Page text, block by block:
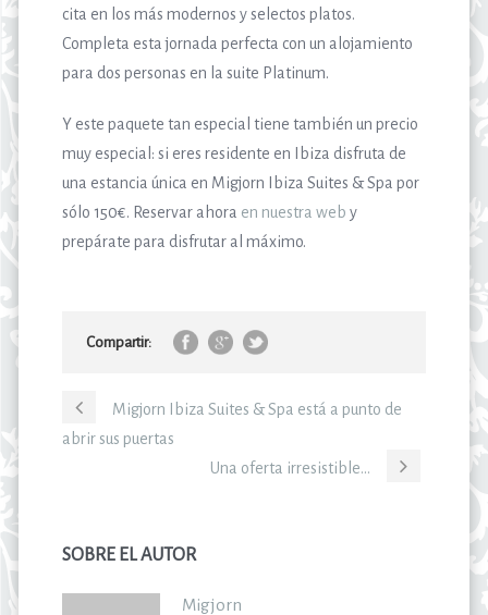
cita en los más modernos y selectos platos.
Completa esta jornada perfecta con un alojamiento
para dos personas en la suite Platinum.
Y este paquete tan especial tiene también un precio
muy especial: si eres residente en Ibiza disfruta de
una estancia única en Migjorn Ibiza Suites & Spa por
sólo 150€. Reservar ahora en nuestra web y
prepárate para disfrutar al máximo.
Compartir:
Migjorn Ibiza Suites & Spa está a punto de
abrir sus puertas
Una oferta irresistible…
SOBRE EL AUTOR
Migjorn